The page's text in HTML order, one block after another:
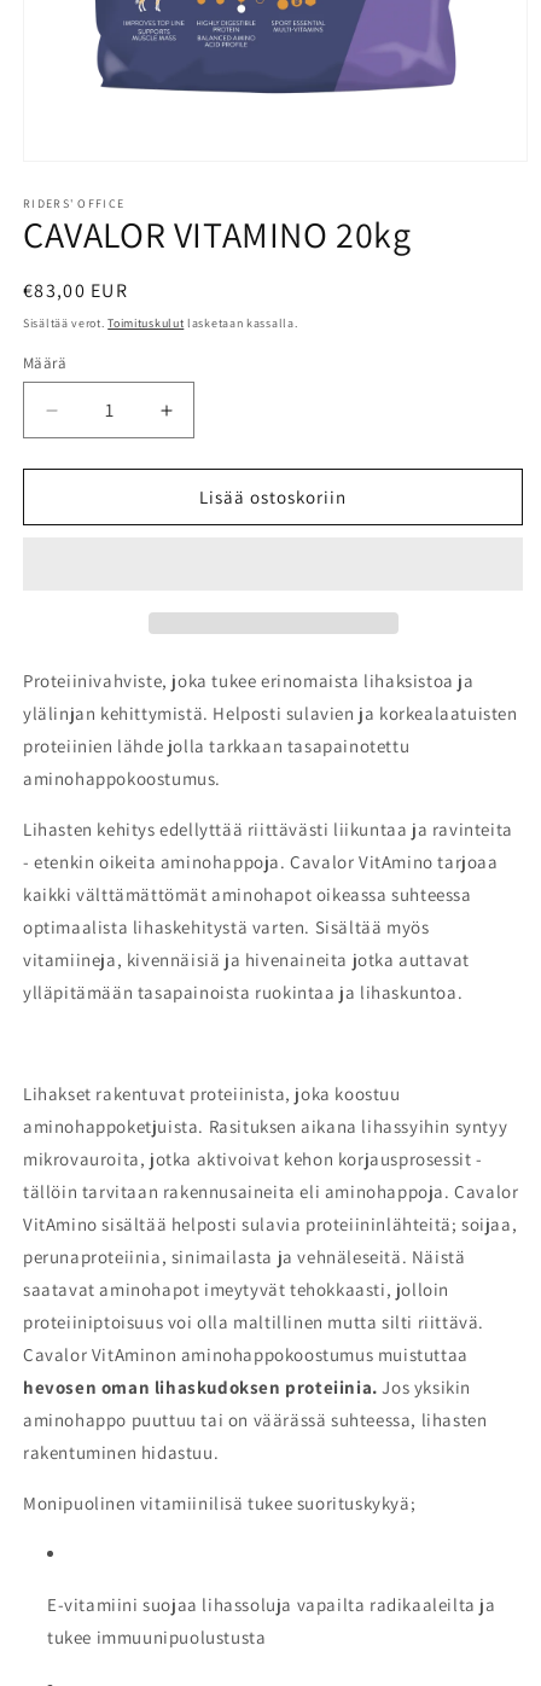
1
modaalisessa
ikkunassa
RIDERS' OFFICE
CAVALOR VITAMINO 20kg
Normaalihinta
€83,00 EUR
Sisältää verot.Toimituskulut lasketaan kassalla.
Määrä
Määrä
Vähennä
tuotteen
CAVALOR
20kg
Lisää
tuotteen
CAVALOR
VITAMINO
20kg
Lisää ostoskoriin
Proteiinivahviste, joka tukee erinomaista lihaksistoa ja
ylälinjan kehittymistä. Helposti sulavien ja korkealaatuisten
proteiinien lähde jolla tarkkaan tasapainotettu
aminohappokoostumus.
Lihasten kehitys edellyttää riittävästi liikuntaa ja ravinteita
- etenkin oikeita aminohappoja. Cavalor VitAmino tarjoaa
kaikki välttämättömät aminohapot oikeassa suhteessa
optimaalista lihaskehitystä varten. Sisältää myös
vitamiineja, kivennäisiä ja hivenaineita jotka auttavat
ylläpitämään tasapainoista ruokintaa ja lihaskuntoa.
Lihakset rakentuvat proteiinista, joka koostuu
aminohappoketjuista. Rasituksen aikana lihassyihin syntyy
mikrovauroita, jotka aktivoivat kehon korjausprosessit -
tällöin tarvitaan rakennusaineita eli aminohappoja. Cavalor
VitAmino sisältää helposti sulavia proteiininlähteitä; soijaa,
perunaproteiinia, sinimailasta ja vehnäleseitä. Näistä
saatavat aminohapot imeytyvät tehokkaasti, jolloin
proteiiniptoisuus voi olla maltillinen mutta silti riittävä.
Cavalor VitAminon aminohappokoostumus muistuttaa
hevosen oman lihaskudoksen proteiinia.Jos yksikin
aminohappo puuttuu tai on väärässä suhteessa, lihasten
rakentuminen hidastuu.
Monipuolinen vitamiinilisä tukee suorituskykyä;
E-vitamiini suojaa lihassoluja vapailta radikaaleilta ja
tukee immuunipuolustusta